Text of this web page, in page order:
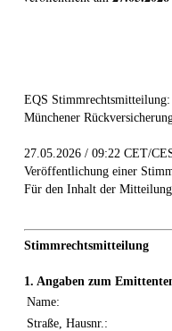
EQS Stimmrechtsmitteilung:
Münchener
27.05.2026 / 09:22 CET/
Veröffentlichung einer
Für den Inhalt der
Stimmrechtsmitteilung
1. Angaben zum
Name:
Straße, Hausnr.: